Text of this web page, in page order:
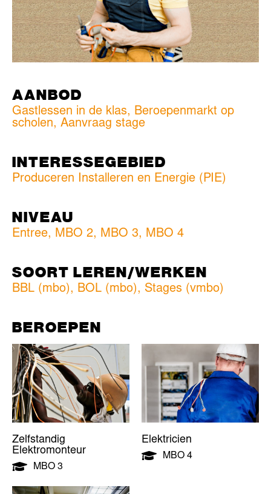
AANBOD
Gastlessen in de klas, Beroepenmarkt op
scholen, Aanvraag stage
INTERESSEGEBIED
Produceren Installeren en Energie (PIE)
NIVEAU
Entree, MBO 2, MBO 3, MBO 4
SOORT LEREN/WERKEN
BBL (mbo), BOL (mbo), Stages (vmbo)
BEROEPEN
Zelfstandig
Elektromonteur
MBO 3
Elektricien
MBO 4